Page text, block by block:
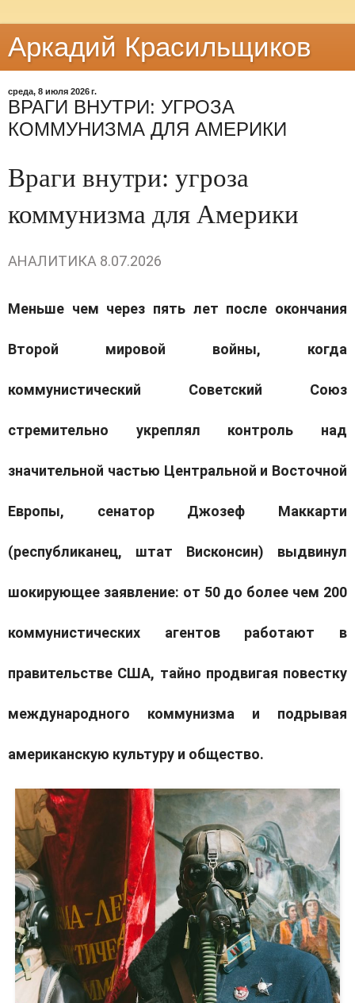
Аркадий Красильщиков
среда, 8 июля 2026 г.
ВРАГИ ВНУТРИ: УГРОЗА
КОММУНИЗМА ДЛЯ АМЕРИКИ
Враги внутри: угроза
коммунизма для Америки
АНАЛИТИКА 8.07.2026
Меньше чем через пять лет после окончания
Второй мировой войны, когда
коммунистический Советский Союз
стремительно укреплял контроль над
значительной частью Центральной и Восточной
Европы, сенатор Джозеф Маккарти
(республиканец, штат Висконсин) выдвинул
шокирующее заявление: от 50 до более чем 200
коммунистических агентов работают в
правительстве США, тайно продвигая повестку
международного коммунизма и подрывая
американскую культуру и общество.